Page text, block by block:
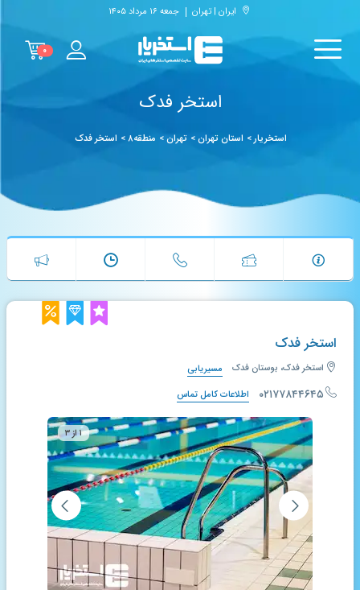
ایران | تهران جمعه ۱۶ مرداد ۱۴۰۵
۰
استخر فدک
استخریار> استان تهران> تهران> منطقه۸ > استخر فدک
استخر فدک
استخر فدک، بوستان فدک مسیریابی
۰۲۱۷۷۸۴۴۶۴۵ اطلاعات کامل تماس
۱ از ۳